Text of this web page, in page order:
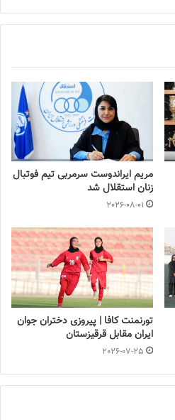
مریم ایراندوست سرمربی تیم فوتبال
زنان استقلال شد
2026-08-01
تورنمنت کافا | پیروزی دختران جوان
ایران مقابل قرقیزستان
2026-07-25